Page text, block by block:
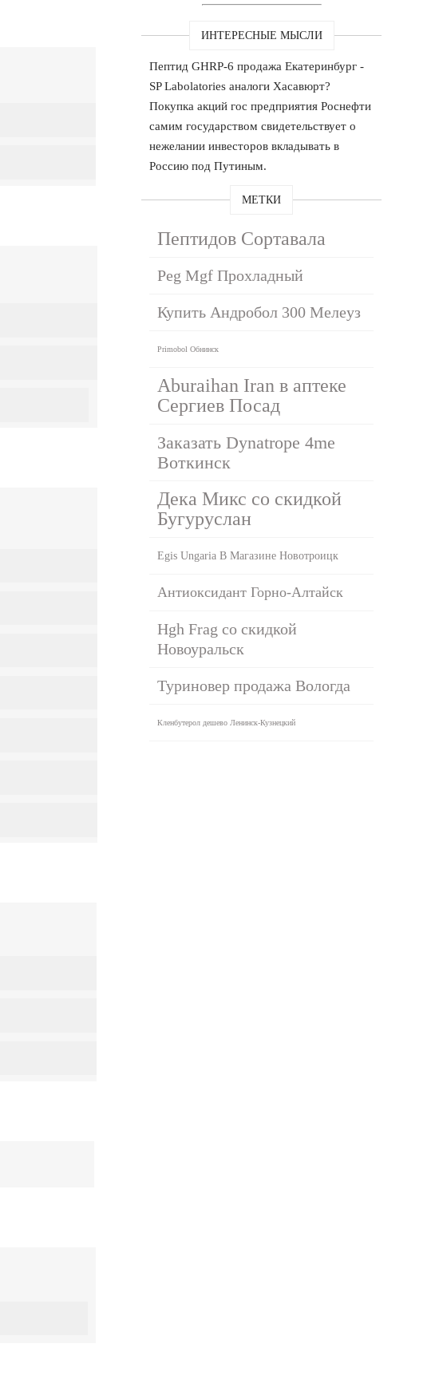
ИНТЕРЕСНЫЕ МЫСЛИ
Пептид GHRP-6 продажа Екатеринбург -
SP Labolatories аналоги Хасавюрт?
Покупка акций гос предприятия Роснефти
самим государством свидетельствует о
нежелании инвесторов вкладывать в
Россию под Путиным.
МЕТКИ
Пептидов Сортавала
Peg Mgf Прохладный
Купить Андробол 300 Мелеуз
Primobol Обнинск
Aburaihan Iran в аптеке
Сергиев Посад
Заказать Dynatrope 4me
Воткинск
Дека Микс со скидкой
Бугуруслан
Egis Ungaria В Магазине Новотроицк
Антиоксидант Горно-Алтайск
Hgh Frag со скидкой
Новоуральск
Туриновер продажа Вологда
Кленбутерол дешево Ленинск-Кузнецкий